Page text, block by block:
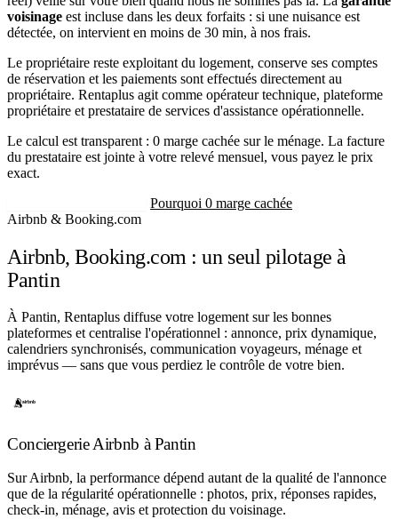
voisinage est incluse dans les deux forfaits : si une nuisance est
détectée, on intervient en moins de 30 min, à nos frais.
Le propriétaire reste exploitant du logement, conserve ses comptes
de réservation et les paiements sont effectués directement au
propriétaire. Rentaplus agit comme opérateur technique, plateforme
propriétaire et prestataire de services d'assistance opérationnelle.
Le calcul est transparent : 0 marge cachée sur le ménage. La facture
du prestataire est jointe à votre relevé mensuel, vous payez le prix
exact.
Pourquoi 0 marge cachée
Airbnb & Booking.com
Airbnb, Booking.com : un seul pilotage à
Pantin
À Pantin, Rentaplus diffuse votre logement sur les bonnes
plateformes et centralise l'opérationnel : annonce, prix dynamique,
calendriers synchronisés, communication voyageurs, ménage et
imprévus — sans que vous perdiez le contrôle de votre bien.
Conciergerie Airbnb à Pantin
Sur Airbnb, la performance dépend autant de la qualité de l'annonce
que de la régularité opérationnelle : photos, prix, réponses rapides,
check-in, ménage, avis et protection du voisinage.